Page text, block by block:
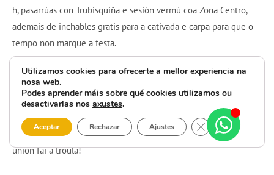
h, pasarrúas con Trubisquiña e sesión vermú coa Zona Centro,
ademais de inchables gratis para a cativada e carpa para que o
tempo non marque a festa.
Cando caia a noite, a verbena poñerase por todo o alto con
MEGA CDC e Zona Centro: repertorio para todas as idades,
clásicos, temas actuais e moito ambiente de parroquia. Se che
vai a tradición con boa música e mellor compañía, as Festas de
Vilaseco 2025 en Vimianzo son a túa cita deste novembro. A
unión fai a troula!
Utilizamos cookies para ofrecerte a mellor experiencia na
nosa web.
Podes aprender máis sobre qué cookies utilizamos ou
desactivarlas nos axustes.
Aceptar Rechazar Ajustes Close GDPR